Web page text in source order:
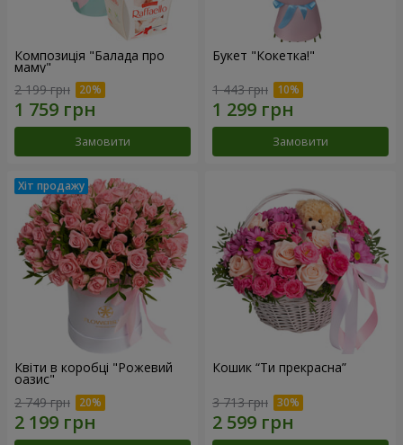
Композиція "Балада про
маму"
2 199 грн
Замовити
Букет "Кокетка!"
1 443 грн
Замовити
Квіти в коробці "Рожевий
оазис"
2 749 грн
Кошик “Ти прекрасна”
3 713 грн